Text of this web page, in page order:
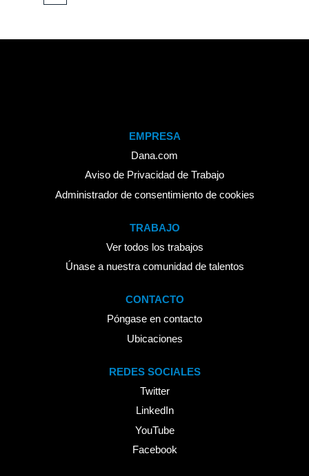
EMPRESA
Dana.com
Aviso de Privacidad de Trabajo
Administrador de consentimiento de cookies
TRABAJO
Ver todos los trabajos
Únase a nuestra comunidad de talentos
CONTACTO
Póngase en contacto
Ubicaciones
REDES SOCIALES
Twitter
LinkedIn
YouTube
Facebook